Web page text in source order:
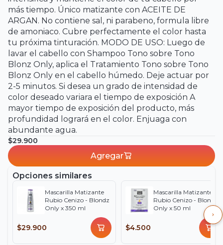
más tiempo. Único matizante con ACEITE DE
ARGAN. No contiene sal, ni parabeno, formula libre
de amoniaco. Cubre perfectamente el color hasta
tu próxima tinturación. MODO DE USO: Luego de
lavar el cabello con Shampoo Tono sobre Tono
Blonz Only, aplica el Tratamiento Tono sobre Tono
Blonz Only en el cabello húmedo. Deje actuar por
2-5 minutos. Si desea un grado de intensidad de
color deseado variara el tiempo de exposición A
mayor tiempo de exposición del producto, más
profundidad logrará en el color. Enjuaga con
abundante agua.
$29.900
Agregar
Opciones similares
Mascarilla Matizante
Rubio Cenizo - Blondz
Only x 350 ml
$29.900
Mascarilla Matizante
Rubio Cenizo - Blondz
Only x 50 ml
$4.500